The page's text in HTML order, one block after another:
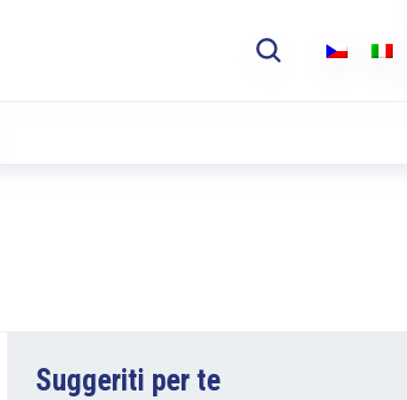
Suggeriti per te